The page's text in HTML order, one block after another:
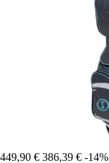
449,90 € 386,39 € -14%